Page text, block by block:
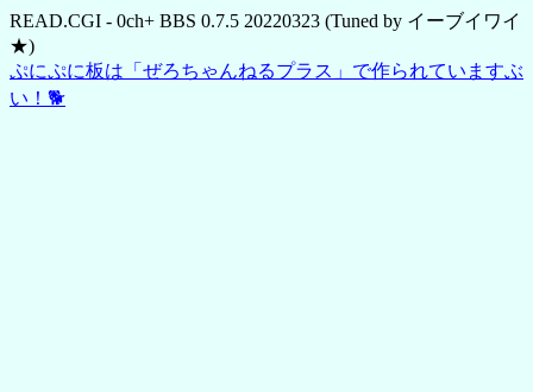
READ.CGI - 0ch+ BBS 0.7.5 20220323 (Tuned by イーブイワイ
★)
ぷにぷに板は「ぜろちゃんねるプラス」で作られていますぶ
い！🐕